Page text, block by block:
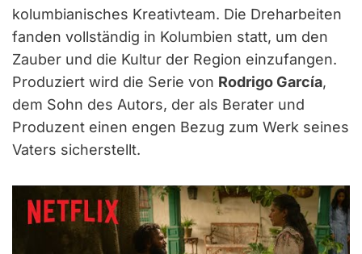
kolumbianisches Kreativteam. Die Dreharbeiten
fanden vollständig in Kolumbien statt, um den
Zauber und die Kultur der Region einzufangen.
Produziert wird die Serie von Rodrigo García,
dem Sohn des Autors, der als Berater und
Produzent einen engen Bezug zum Werk seines
Vaters sicherstellt.